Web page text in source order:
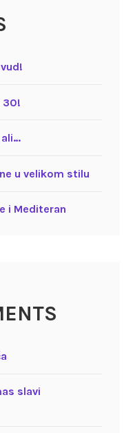
30!
ali…
u velikom stilu
i Mediteran
slavi